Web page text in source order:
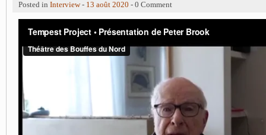
Posted in Interview- 13 août 2020 - 0 Comment